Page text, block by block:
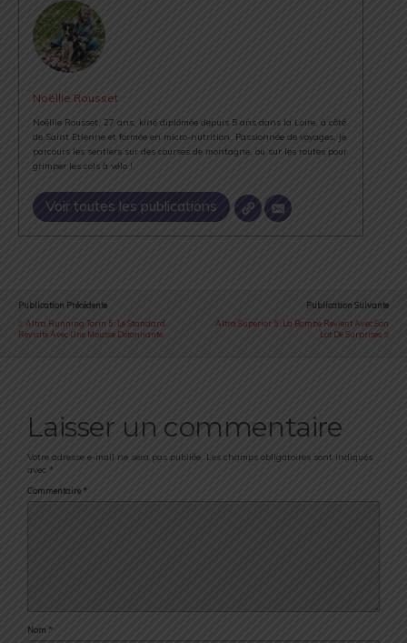
Noëllie Rousset
Noëllie Rousset, 27 ans, kiné diplômée depuis 5 ans dans la Loire, à côté
de Saint Etienne et formée en micro-nutrition. Passionnée de voyages, je
parcours les sentiers sur des courses de montagne, ou sur les routes pour
grimper les cols à vélo !
Voir toutes les publications
Publication Précédente
Altra Running Torin 5 : Le Standard
Revisité Avec Une Mousse Détonnante
Publication Suivante
Altra Superior 5 : La Bombe Revient Avec Son
Lot De Surprises
Laisser un commentaire
Votre adresse e-mail ne sera pas publiée. Les champs obligatoires sont indiqués
avec *
Commentaire *
Nom *